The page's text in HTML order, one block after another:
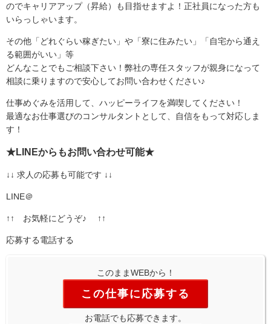
のでキャリアアップ（昇給）も目指せますよ！正社員になった方も
いらっしゃいます。
その他「どれぐらい稼ぎたい」や「寮に住みたい」「自宅から通え
る範囲がいい」等
どんなことでもご相談下さい！弊社の専任スタッフが親身になって
相談に乗りますので安心してお問い合わせください♪
仕事めぐみを活用して、ハッピーライフを満喫してください！
最適なお仕事選びのコンサルタントとして、自信をもって対応しま
す！
★LINEからもお問い合わせ可能★
↓↓ 求人の応募も可能です ↓↓
LINE＠
↑↑ お気軽にどうぞ♪ ↑↑
応募する電話する
このままWEBから！
この仕事に応募する
お電話でも応募できます。